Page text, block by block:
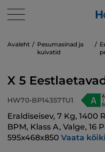
Avaleht
Pesumasinad ja
kuivatid
X 5
HW70-BP14357TU1
Eraldiseisev, 7 Kg, 1400
BPM, Klass A, Valge, 16
595x468x850 Vaata